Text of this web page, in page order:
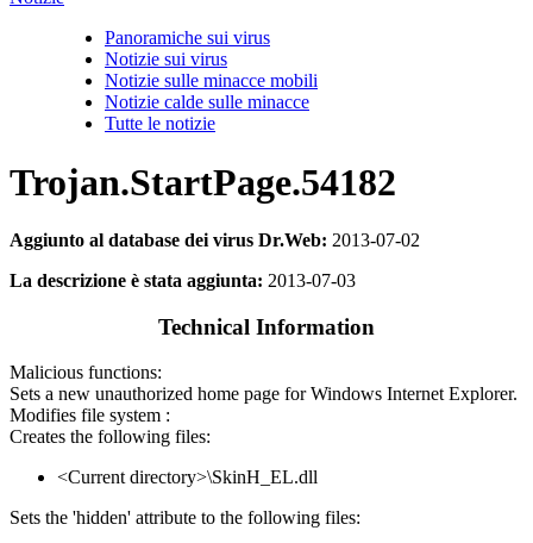
Panoramiche sui virus
Notizie sui virus
Notizie sulle minacce mobili
Notizie calde sulle minacce
Tutte le notizie
Trojan.StartPage.54182
Aggiunto al database dei virus Dr.Web: 2013-07-02
La descrizione è stata aggiunta: 2013-07-03
Technical Information
Malicious functions:
Sets a new unauthorized home page for Windows Internet Explorer.
Modifies file system :
Creates the following files:
<Current directory>\SkinH_EL.dll
Sets the 'hidden' attribute to the following files: